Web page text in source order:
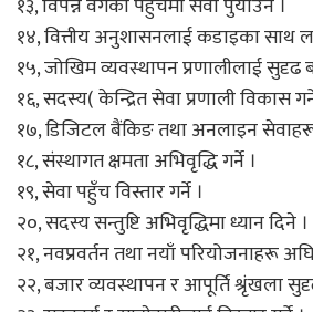
१३, विपन्न वर्गको पहुँचमा सेवा पुर्याउने ।
१४, वित्तीय अनुशासनलाई कडाइका साथ
१५, जोखिम व्यवस्थापन प्रणालीलाई सुदृढ
१६, सदस्य( केन्द्रित सेवा प्रणाली विकास
१७, डिजिटल बैंकिङ तथा अनलाइन सेवाहरू
१८, संस्थागत क्षमता अभिवृद्धि गर्ने ।
१९, सेवा पहुँच विस्तार गर्ने ।
२०, सदस्य सन्तुष्टि अभिवृद्धिमा ध्यान दिने ।
२१, नवप्रवर्तन तथा नयाँ परियोजनाहरू
२२, बजार व्यवस्थापन र आपूर्ति श्रृंखला